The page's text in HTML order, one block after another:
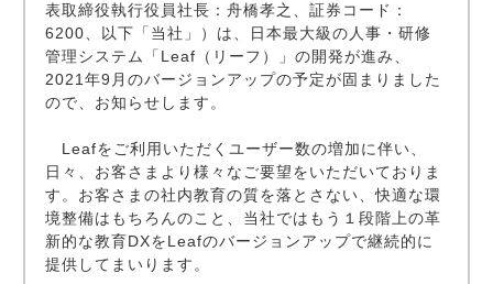
表取締役執行役員社長：舟橋孝之、証券コード：
6200、以下「当社」）は、日本最大級の人事・研修
管理システム「Leaf（リーフ）」の開発が進み、
2021年9月のバージョンアップの予定が固まりました
ので、お知らせします。
Leafをご利用いただくユーザー数の増加に伴い、
日々、お客さまより様々なご要望をいただいておりま
す。お客さまの社内教育の質を落とさない、快適な環
境整備はもちろんのこと、当社ではもう１段階上の革
新的な教育DXをLeafのバージョンアップで継続的に
提供してまいります。